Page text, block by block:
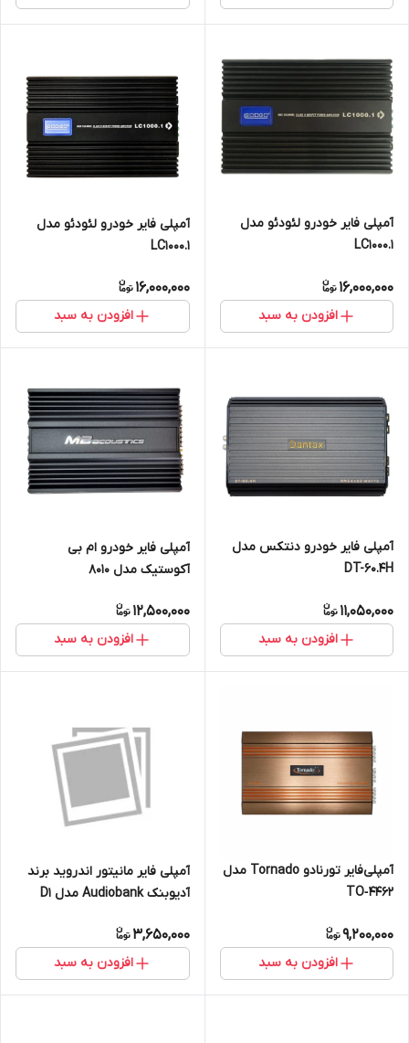
آمپلی فایر خودرو لئودئو مدل
LC1000.1
16,000,000
افزودن به سبد
آمپلی فایر خودرو لئودئو مدل
LC1000.1
16,000,000
افزودن به سبد
آمپلی فایر خودرو دنتکس مدل
DT-60.4H
11,050,000
افزودن به سبد
آمپلی فایر خودرو ام بی
آکوستیک مدل 8010
12,500,000
افزودن به سبد
آمپلی‌فایر تورنادو Tornado مدل
TO‑4462
9,200,000
افزودن به سبد
آمپلی فایر مانیتور اندروید برند
آدیوبنک Audiobank مدل D1
3,650,000
افزودن به سبد